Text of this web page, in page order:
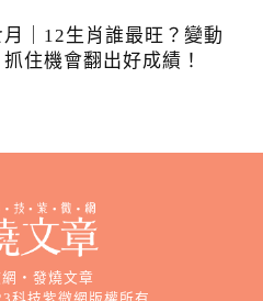
月｜12生肖誰最旺？變動
住機會翻出好成績！
・發燒文章